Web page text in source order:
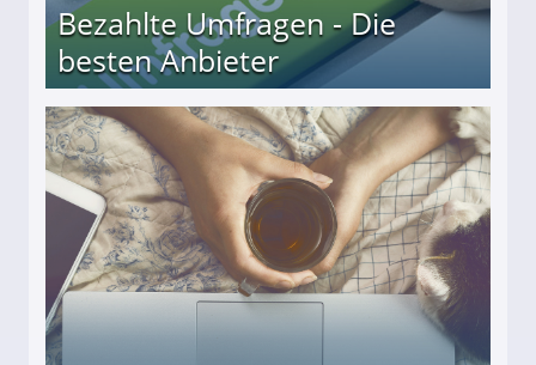
Bezahlte Umfragen - Die
besten Anbieter